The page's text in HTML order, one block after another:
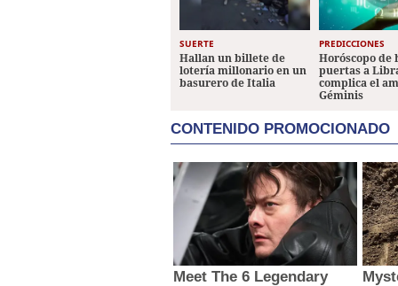
SUERTE
Hallan un billete de
lotería millonario en un
basurero de Italia
PREDICCIONES
Horóscopo de
puertas a
complica el
Géminis
CONTENIDO PROMOCIONADO
Meet The 6 Legendary